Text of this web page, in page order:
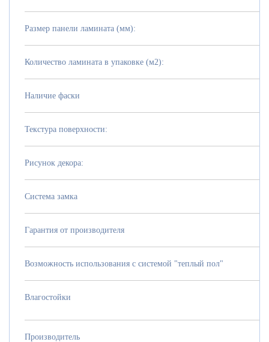
Размер панели ламината (мм):
Количество ламината в упаковке (м2):
Наличие фаски
Текстура поверхности:
Рисунок декора:
Система замка
Гарантия от производителя
Возможность использования с системой "теплый пол"
Влагостойки